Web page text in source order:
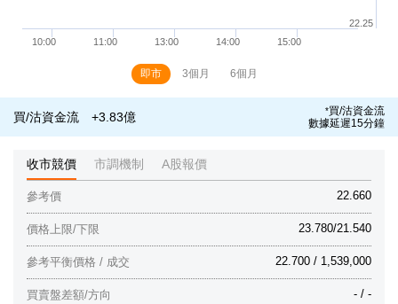
即市 3個月 6個月
買/沽資金流 +3.83億 *買/沽資金流
數據延遲15分鐘
收市競價 市調機制 A股報價
22.660
參考價
23.780/21.540
價格上限/下限
22.700 / 1,539,000
參考平衡價格 / 成交
- / -
買賣盤差額/方向